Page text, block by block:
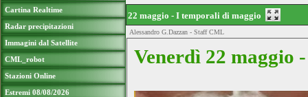
Cartina Realtime
Radar precipitazioni
Immagini dal Satellite
CML_robot
Stazioni Online
Estremi 08/08/2026
22 maggio - I temporali di maggio
Alessandro G.Dazzan - Staff CML
Venerdì 22 maggio